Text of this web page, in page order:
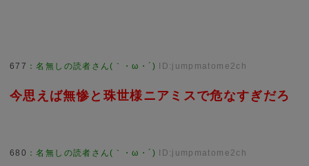
677 ：名無しの読者さん(｀・ω・´) ID:jumpmatome2ch
今思えば無惨と珠世様ニアミスで危なすぎだろ
680 ：名無しの読者さん(｀・ω・´) ID:jumpmatome2ch